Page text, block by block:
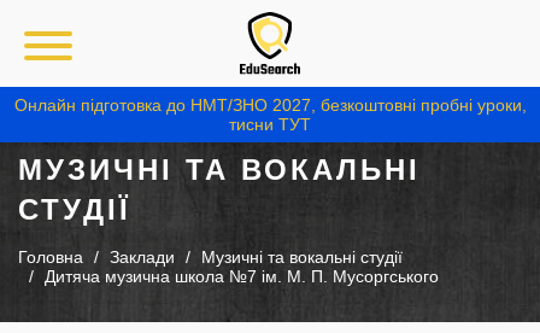
Онлайн підготовка до НМТ/ЗНО 2027, безкоштовні пробні уроки,
тисни ТУТ
МУЗИЧНІ ТА ВОКАЛЬНІ
СТУДІЇ
Головна Заклади
Музичні та вокальні студії
Дитяча музична школа №7 ім. М. П. Мусоргського